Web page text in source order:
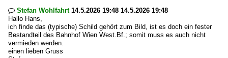
 Stefan Wohlfahrt14.5.2026 19:48 14.5.2026 19:48
Hallo Hans,
ich finde das (typische) Schild gehört zum Bild, ist es doch ein fester
Bestandteil des Bahnhof Wien West.Bf.; somit muss es auch nicht
vermieden werden.
einen lieben Gruss